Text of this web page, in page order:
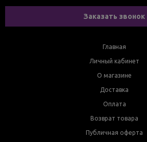
Заказать звонок
Главная
Личный кабинет
О магазине
Доставка
Оплата
Возврат товара
Публичная оферта